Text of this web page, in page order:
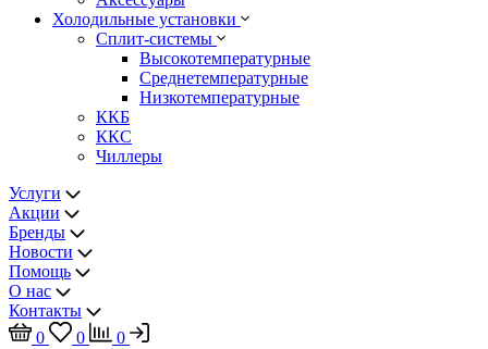
Холодильные установки
Сплит-системы
Высокотемпературные
Среднетемпературные
Низкотемпературные
ККБ
ККС
Чиллеры
Услуги
Акции
Бренды
Новости
Помощь
О нас
Контакты
0
0
0